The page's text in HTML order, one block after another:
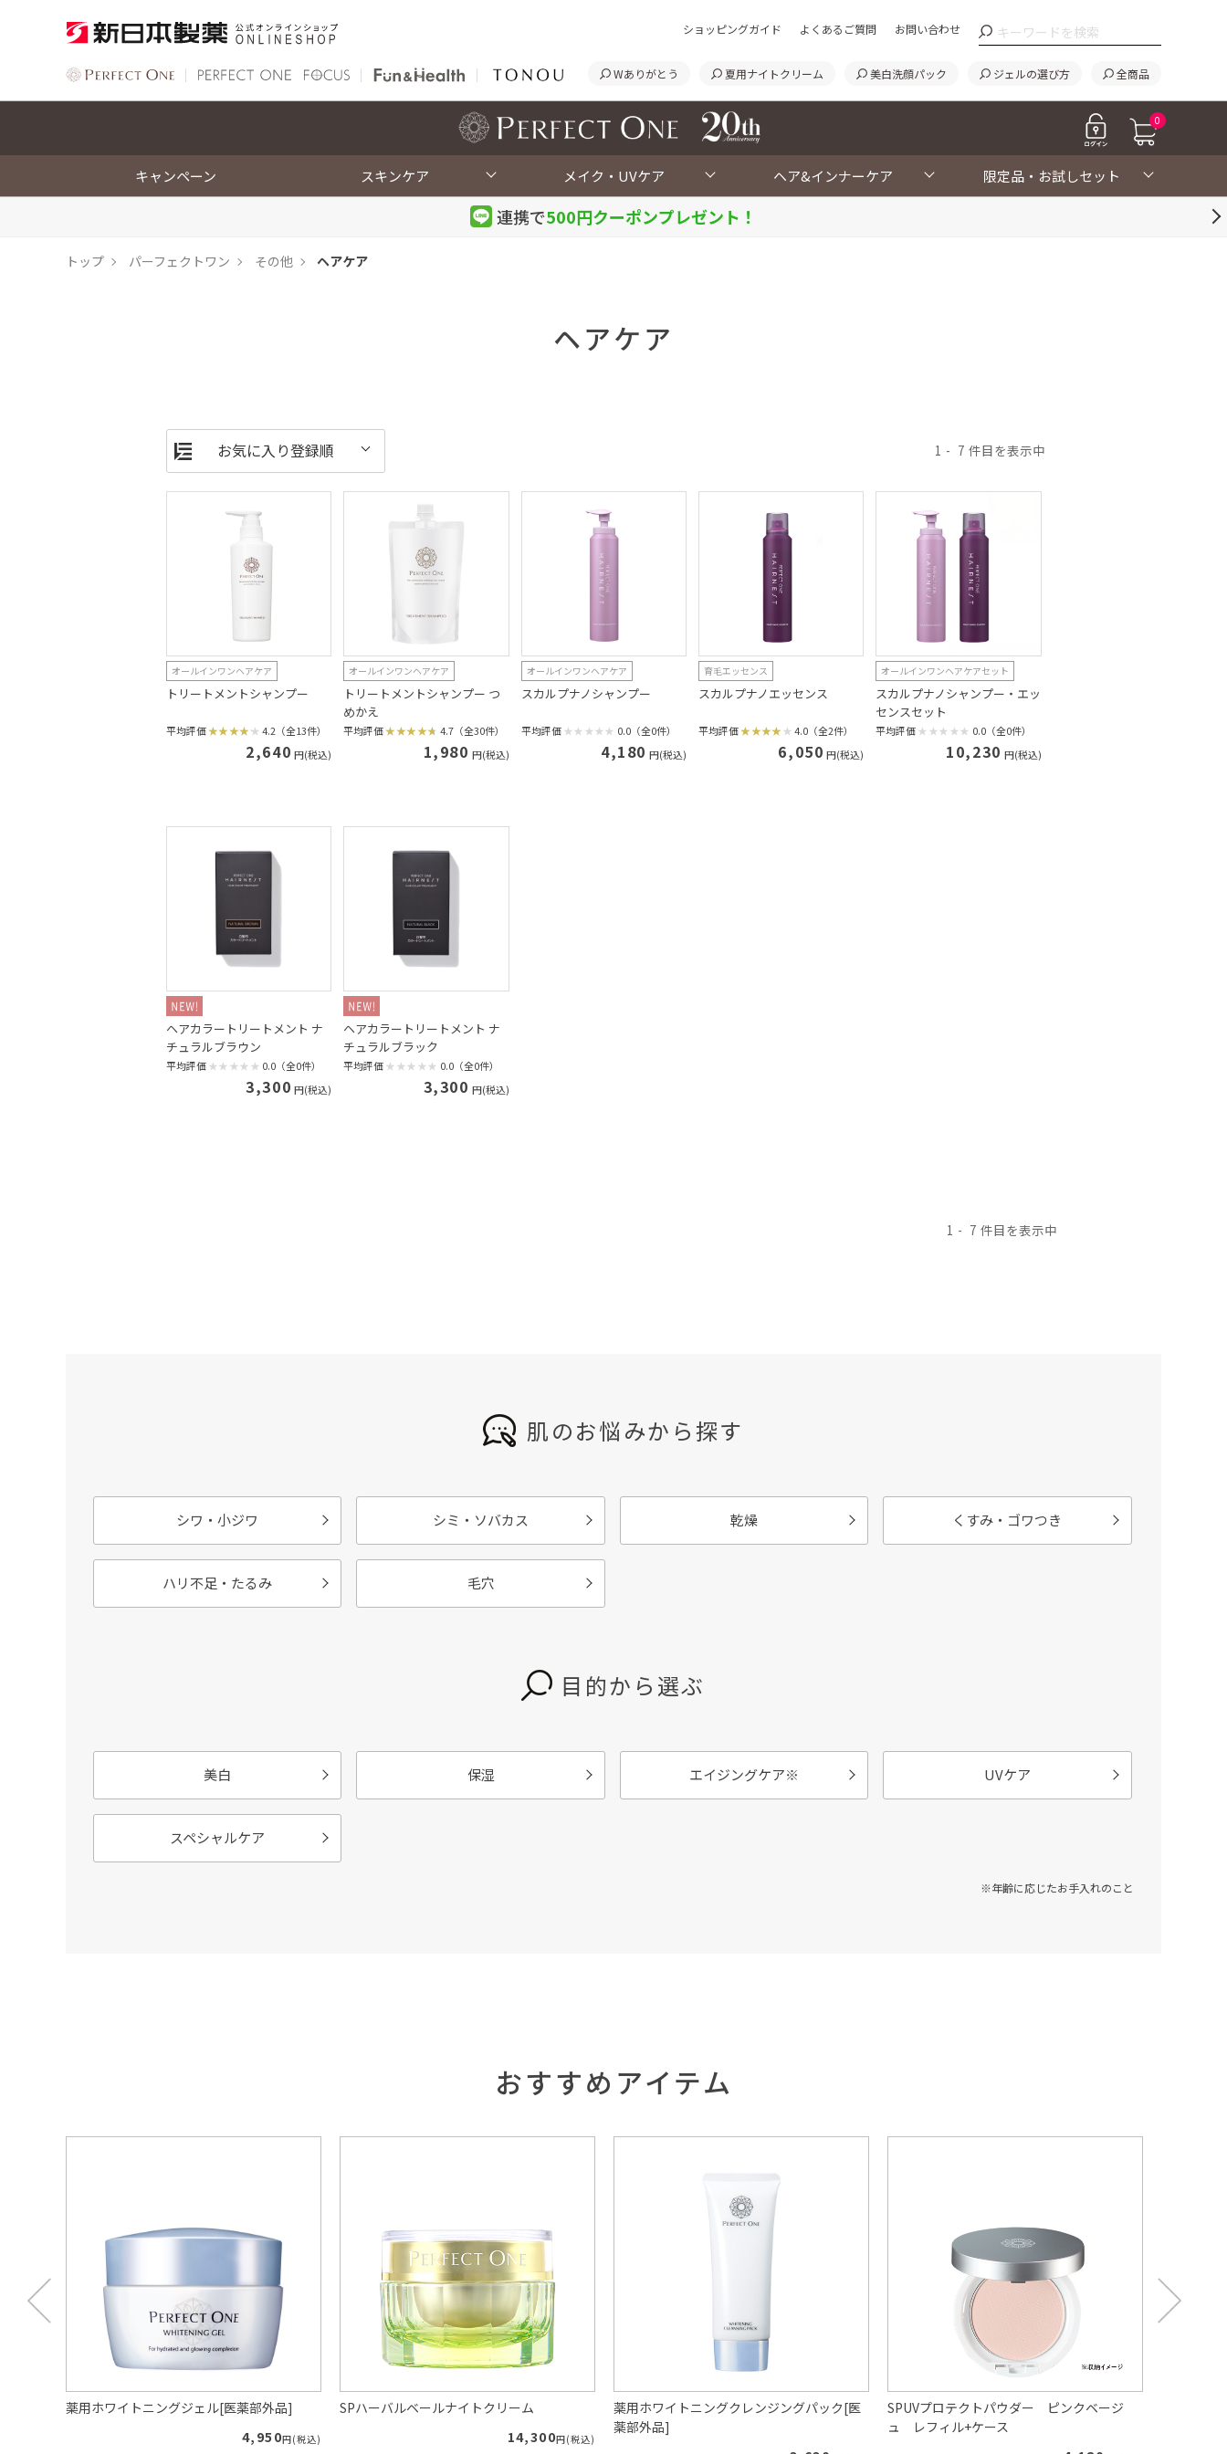
ショッピングガイド よくあるご質問 お問い合わせ
Wありがとう 夏用ナイトクリーム 美白洗顔パック ジェルの選び方 全商品
0
キャンペーン スキンケア メイク・UVケア ヘア&インナーケア 限定品・お試しセット
連携で500円クーポンプレゼント！
トップ パーフェクトワン その他 ヘアケア
ヘアケア
1 7
オールインワンヘアケア
トリートメントシャンプー
平均評価 4.2（全13件）
2,640 円(税込)
オールインワンヘアケア
トリートメントシャンプー つ
めかえ
平均評価 4.7（全30件）
1,980 円(税込)
オールインワンヘアケア
スカルプナノシャンプー
平均評価 0.0（全0件）
4,180 円(税込)
育毛エッセンス
スカルプナノエッセンス
平均評価 4.0（全2件）
6,050 円(税込)
オールインワンヘアケアセット
スカルプナノシャンプー・エッ
センスセット
平均評価 0.0（全0件）
10,230 円(税込)
ヘアカラートリートメント ナ
チュラルブラウン
平均評価 0.0（全0件）
3,300 円(税込)
ヘアカラートリートメント ナ
チュラルブラック
平均評価 0.0（全0件）
3,300 円(税込)
1 7
肌のお悩みから探す
シワ・小ジワ シミ・ソバカス 乾燥 くすみ・ゴワつき
ハリ不足・たるみ 毛穴
目的から選ぶ
美白 保湿 エイジングケア※ UVケア
スペシャルケア
※年齢に応じたお手入れのこと
おすすめアイテム
薬用ホワイトニングジェル[医薬部外品]
4,950円(税込)
SPハーバルベールナイトクリーム
14,300円(税込)
薬用ホワイトニングクレンジングパック[医
薬部外品]
SPUVプロテクトパウダー ピンクベージ
ュ レフィル+ケース